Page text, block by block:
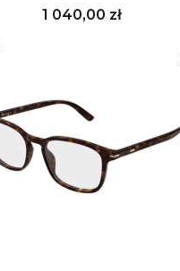
Cena
1 040,00 zł